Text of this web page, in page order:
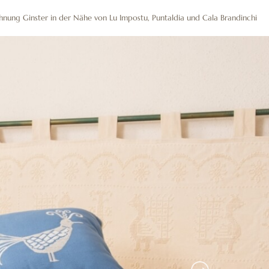
Ginster in der Nähe von Lu Impostu, Puntaldia und Cala Brandinchi